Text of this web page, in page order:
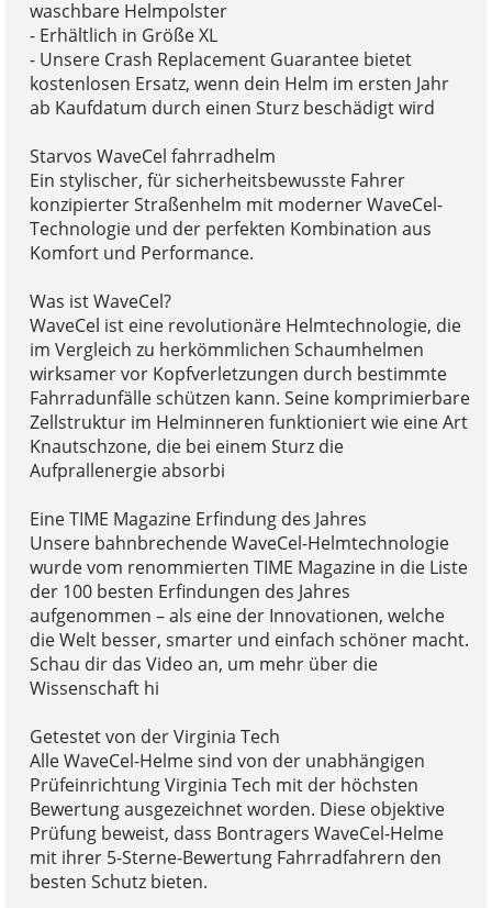
waschbare Helmpolster
- Erhältlich in Größe XL
- Unsere Crash Replacement Guarantee bietet
kostenlosen Ersatz, wenn dein Helm im ersten Jahr
ab Kaufdatum durch einen Sturz beschädigt wird
Starvos WaveCel fahrradhelm
Ein stylischer, für sicherheitsbewusste Fahrer
konzipierter Straßenhelm mit moderner WaveCel-
Technologie und der perfekten Kombination aus
Komfort und Performance.
Was ist WaveCel?
WaveCel ist eine revolutionäre Helmtechnologie, die
im Vergleich zu herkömmlichen Schaumhelmen
wirksamer vor Kopfverletzungen durch bestimmte
Fahrradunfälle schützen kann. Seine komprimierbare
Zellstruktur im Helminneren funktioniert wie eine Art
Knautschzone, die bei einem Sturz die
Aufprallenergie absorbi
Eine TIME Magazine Erfindung des Jahres
Unsere bahnbrechende WaveCel-Helmtechnologie
wurde vom renommierten TIME Magazine in die Liste
der 100 besten Erfindungen des Jahres
aufgenommen – als eine der Innovationen, welche
die Welt besser, smarter und einfach schöner macht.
Schau dir das Video an, um mehr über die
Wissenschaft hi
Getestet von der Virginia Tech
Alle WaveCel-Helme sind von der unabhängigen
Prüfeinrichtung Virginia Tech mit der höchsten
Bewertung ausgezeichnet worden. Diese objektive
Prüfung beweist, dass Bontragers WaveCel-Helme
mit ihrer 5-Sterne-Bewertung Fahrradfahrern den
besten Schutz bieten.